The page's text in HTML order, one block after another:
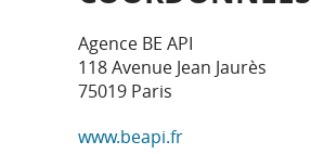
Agence BE API
118 Avenue Jean Jaurès
75019 Paris
www.beapi.fr